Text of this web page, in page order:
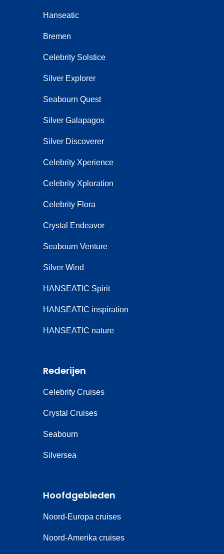
Hanseatic
Bremen
Celebrity Solstice
Silver Explorer
Seabourn Quest
Silver Galapagos
Silver Discoverer
Celebrity Xperience
Celebrity Xploration
Celebrity Flora
Crystal Endeavor
Seabourn Venture
Silver Wind
HANSEATIC Spirit
HANSEATIC inspiration
HANSEATIC nature
Rederijen
Celebrity Cruises
Crystal Cruises
Seabourn
Silversea
Hoofdgebieden
Noord-Europa cruises
Noord-Amerika cruises